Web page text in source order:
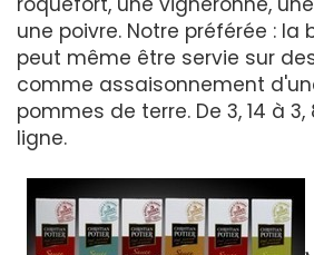
une poivre. Notre préférée : la
peut même être servie sur
comme assaisonnement
pommes de terre. De 3, 14 à
ligne.